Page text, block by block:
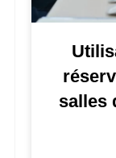
salles